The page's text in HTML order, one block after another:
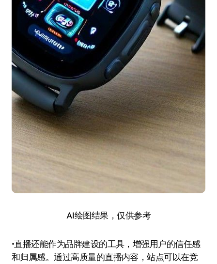
AI绘图结果，仅供参考
•直播还能作为品牌建设的工具，增强用户的信任感
和归属感。通过高质量的直播内容，站点可以在竞